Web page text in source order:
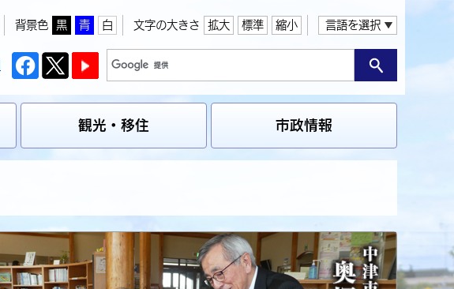
背景色 黒 青 白 文字の大きさ 拡大 標準 縮小 言語を選択
観光・移住 市政情報